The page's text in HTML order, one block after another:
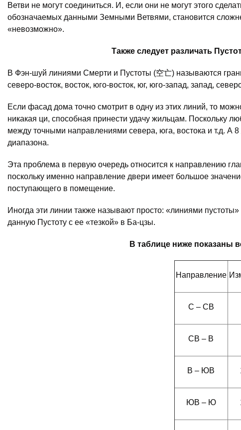
Ветви не могут соединиться. И, если они не могут этого
обозначаемых данными Земными Ветвями, становится
«невозможно».
Также следует различать
В Фэн-шуй линиями Смерти и Пустоты (空亡) называются
северо-восток, восток, юго-восток, юг, юго-запад, запад,
Если фасад дома точно смотрит в одну из этих линий, то
никакая ци, способная принести удачу жильцам. Поскольку
между точными направлениями севера, юга, востока и т.д. А
диапазона.
Эта проблема в первую очередь относится к направлению
поскольку именно направление двери имеет большое
поступающего в помещение.
Иногда эти линии также называют просто: «линиями
данную Пустоту с ее «тезкой» в Ба-цзы.
В таблице ниже показаны
Направление
С – СВ
СВ – В
В – ЮВ
ЮВ – Ю